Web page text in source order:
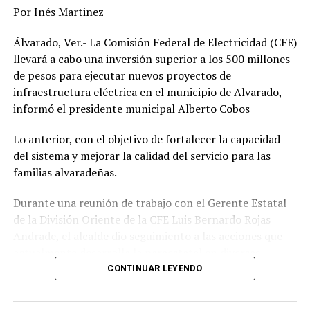
Por Inés Martinez
Álvarado, Ver.- La Comisión Federal de Electricidad (CFE)
llevará a cabo una inversión superior a los 500 millones
de pesos para ejecutar nuevos proyectos de
infraestructura eléctrica en el municipio de Alvarado,
informó el presidente municipal Alberto Cobos
Lo anterior, con el objetivo de fortalecer la capacidad
del sistema y mejorar la calidad del servicio para las
familias alvaradeñas.
Durante una reunión de trabajo con el Gerente Estatal
de la División Oriente de la CFE Luis Bernardo Rojas
comunidades, colonias y la zona centro de la
mantenimiento, modernización y fortalecimiento de la
CONTINUAR LEYENDO